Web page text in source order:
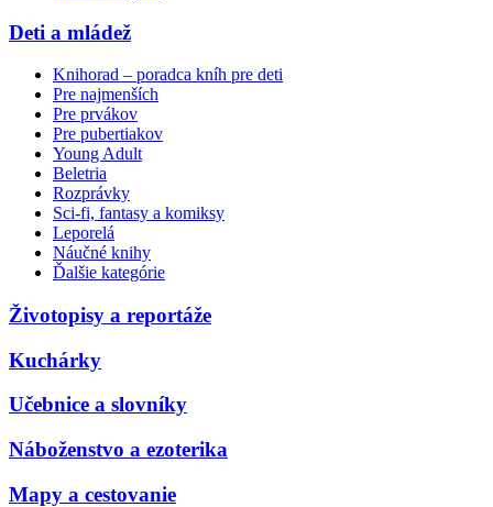
Deti a mládež
Knihorad – poradca kníh pre deti
Pre najmenších
Pre prvákov
Pre pubertiakov
Young Adult
Beletria
Rozprávky
Sci-fi, fantasy a komiksy
Leporelá
Náučné knihy
Ďalšie kategórie
Životopisy a reportáže
Kuchárky
Učebnice a slovníky
Náboženstvo a ezoterika
Mapy a cestovanie